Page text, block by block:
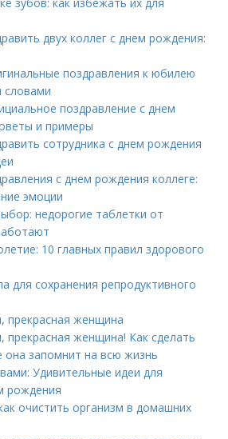
зубов: как избежать их для
двух коллег с днем рождения:
поздравления к юбилею
словами
поздравление с днем
и примеры
сотрудника с днем рождения
с днем рождения коллеге:
эмоции
недорогие таблетки от
10 главных правил здорового
для сохранения репродуктивного
прекрасная женщина
прекрасная женщина! Как сделать
запомнит на всю жизнь
Удивительные идеи для
рождения
очистить организм в домашних